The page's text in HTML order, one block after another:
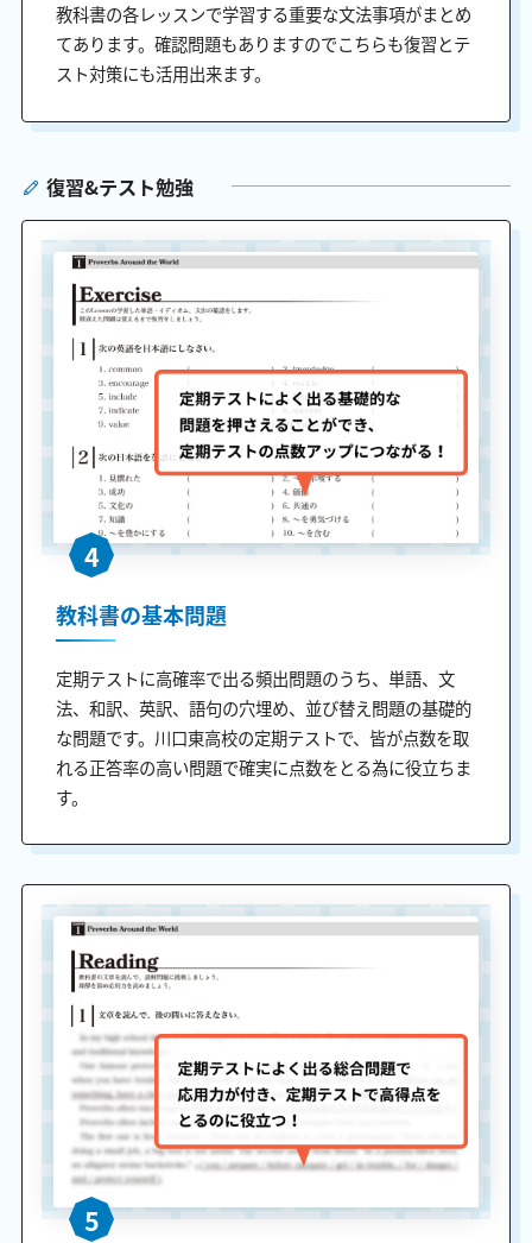
教科書の各レッスンで学習する重要な文法事項がまとめ
てあります。確認問題もありますのでこちらも復習とテ
スト対策にも活用出来ます。
復習&テスト勉強
4
教科書の基本問題
定期テストに高確率で出る頻出問題のうち、単語、文
法、和訳、英訳、語句の穴埋め、並び替え問題の基礎的
な問題です。川口東高校の定期テストで、皆が点数を取
れる正答率の高い問題で確実に点数をとる為に役立ちま
す。
5